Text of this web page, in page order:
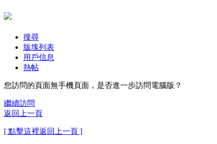
搜尋
版塊列表
用戶信息
熱帖
您訪問的頁面無手機頁面，是否進一步訪問電腦版？
繼續訪問
返回上一頁
[ 點擊這裡返回上一頁 ]